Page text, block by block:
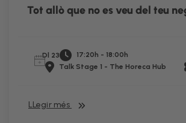
Tot allò que no es veu del teu
Dl 23
17:20h - 18:00h
Talk Stage 1 - The Horeca Hub
LLegir més